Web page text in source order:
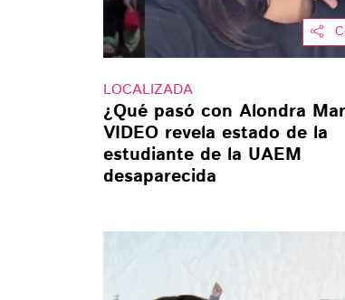
LOCALIZADA
¿Qué pasó con Alondra
VIDEO revela estado de la
estudiante de la UAEM
desaparecida